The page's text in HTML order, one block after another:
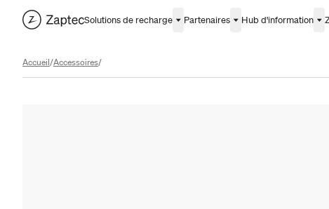
Solutions de recharge Partenaires Hub d'information
Accueil/Accessoires/